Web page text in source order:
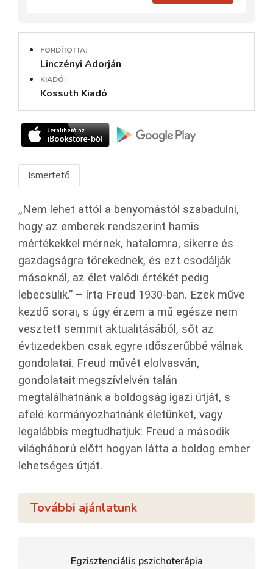
FORDÍTOTTA:
Linczényi Adorján
KIADÓ:
Kossuth Kiadó
Ismertető
„Nem lehet attól a benyomástól szabadulni,
hogy az emberek rendszerint hamis
mértékekkel mérnek, hatalomra, sikerre és
gazdagságra törekednek, és ezt csodálják
másoknál, az élet valódi értékét pedig
lebecsülik.” – írta Freud 1930-ban. Ezek műve
kezdő sorai, s úgy érzem a mű egésze nem
vesztett semmit aktualitásából, sőt az
évtizedekben csak egyre időszerűbbé válnak
gondolatai. Freud művét elolvasván,
gondolatait megszívlelvén talán
megtalálhatnánk a boldogság igazi útját, s
afelé kormányozhatnánk életünket, vagy
legalábbis megtudhatjuk: Freud a második
világháború előtt hogyan látta a boldog ember
lehetséges útját.
További ajánlatunk
Egzisztenciális pszichoterápia